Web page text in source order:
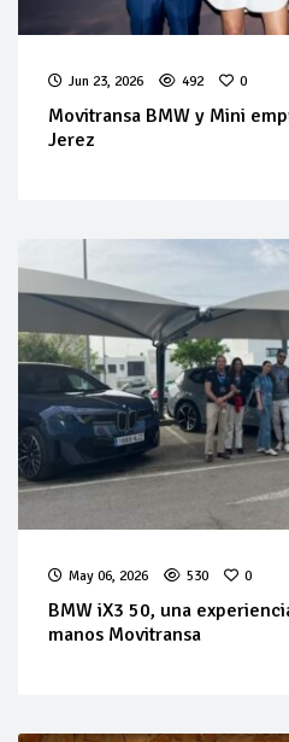
Jun 23, 2026 492 0
Movitransa BMW y Mini
Jerez
May 06, 2026 530 0
BMW iX3 50, una
manos Movitransa